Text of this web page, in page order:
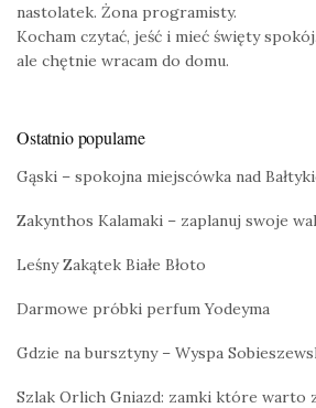
nastolatek. Żona programisty.
Kocham czytać, jeść i mieć święty
ale chętnie wracam do domu.
Ostatnio popularne
Gąski – spokojna miejscówka nad
Zakynthos Kalamaki – zaplanuj swoje
Leśny Zakątek Białe Błoto
Darmowe próbki perfum Yodeyma
Gdzie na bursztyny – Wyspa
Szlak Orlich Gniazd: zamki które warto